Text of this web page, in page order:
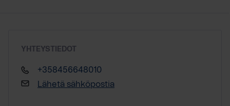
YHTEYSTIEDOT
+358456648010
Lähetä sähköpostia